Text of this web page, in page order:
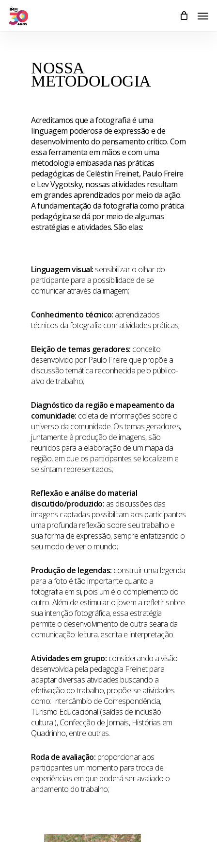
Skip
main
NOSSA
METODOLOGIA
Acreditamos que a fotografia é uma
linguagem poderosa de expressão e de
desenvolvimento do pensamento crítico. Com
essa ferramenta em mãos e com uma
metodologia embasada nas práticas
pedagógicas de Celèstin Freinet, Paulo Freire
e Lev Vygotsky, nossas atividades resultam
em grandes aprendizados por meio da ação.
A fundamentação da fotografia como prática
pedagógica se dá por meio de algumas
estratégias e atividades. São elas:
Linguagem visual: sensibilizar o olhar do
participante para a possibilidade de se
comunicar através da imagem;
Conhecimento técnico: aprendizados
técnicos da fotografia com atividades práticas;
Eleição de temas geradores: conceito
desenvolvido por Paulo Freire que propõe a
discussão temática reconhecida pelo público-
alvo de trabalho;
Diagnóstico da região e mapeamento da
comunidade: coleta de informações sobre o
universo da comunidade. Os temas geradores,
juntamente à produção de imagens, são
reunidos para a elaboração de um mapa da
região, em que os participantes se localizem e
se sintam representados;
Reflexão e análise do material
discutido/produzido: as discussões das
imagens captadas possibilitam aos participantes
uma profunda reflexão sobre seu trabalho e
sua forma de expressão, sempre enfatizando o
seu modo de ver o mundo;
Produção de legendas: construir uma legenda
para a foto é tão importante quanto a
fotografia em si, pois um é o complemento do
outro. Além de estimular o jovem a refletir sobre
sua intenção fotográfica, essa estratégia
permite o desenvolvimento de outra seara da
comunicação: leitura, escrita e interpretação.
Atividades em grupo: considerando a visão
desenvolvida pela pedagogia Freinet para
adaptar diversas atividades buscando a
efetivação do trabalho, propõe-se atividades
como: Intercâmbio de Correspondência,
Turismo Educacional (saídas de inclusão
cultural), Confecção de Jornais, Histórias em
Quadrinho, entre outras.
Roda de avaliação: proporcionar aos
participantes um momento para troca de
experiências em que poderá ser avaliado o
andamento do trabalho;